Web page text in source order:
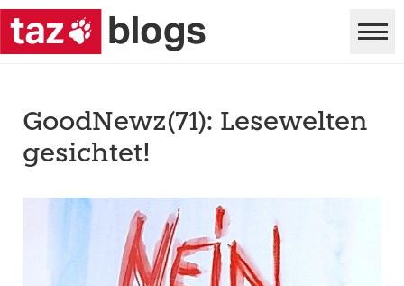
GoodNewz(71): Lesewelten
gesichtet!